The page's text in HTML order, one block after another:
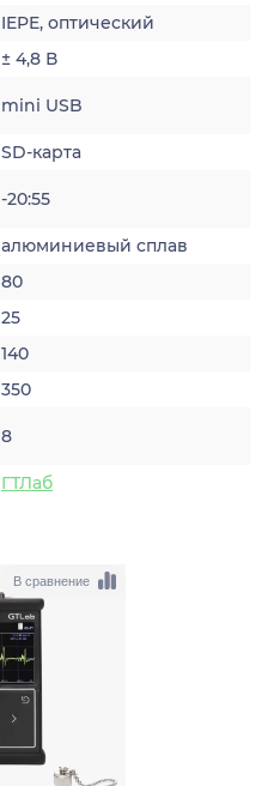
IEPE, оптический
± 4,8 В
mini USB
SD-карта
-20:55
алюминиевый сплав
80
25
140
350
8
ГТЛаб
В сравнение